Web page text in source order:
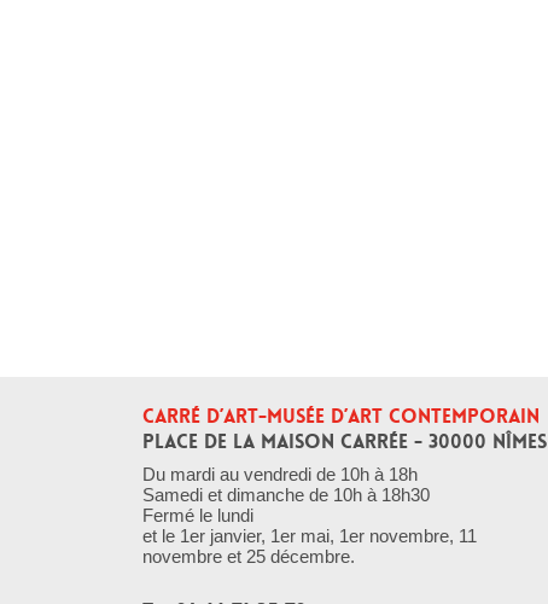
CARRÉ D’ART-MUSÉE D’ART CONTEMPORAIN
PLACE DE LA MAISON CARRÉE - 30000 NÎMES
Du mardi au vendredi de 10h à 18h
Samedi et dimanche de 10h à 18h30
Fermé le lundi
et le 1er janvier, 1er mai, 1er novembre, 11
novembre et 25 décembre.